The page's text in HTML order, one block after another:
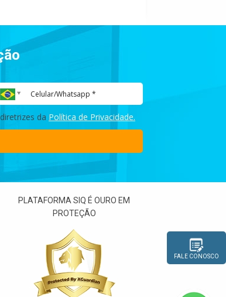
da Política de Privacidade.
FALE CONOSCO
PLATAFORMA SIQ É OURO EM
PROTEÇÃO